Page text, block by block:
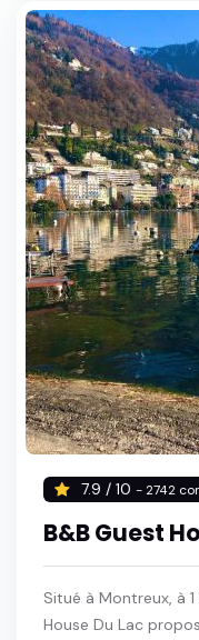
7.9 / 10 - 2742
B&B Guest
Situé à Montreux, à
House Du Lac